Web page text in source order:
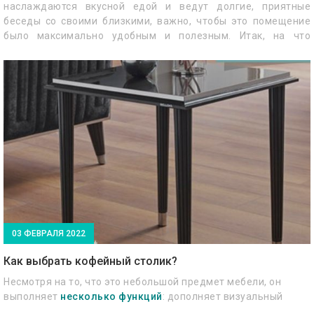
наслаждаются вкусной едой и ведут долгие, приятные
беседы со своими близкими, важно, чтобы это помещение
было максимально удобным и полезным. Итак, на что
03 ФЕВРАЛЯ 2022
Как выбрать кофейный столик?
Несмотря на то, что это небольшой предмет мебели, он
выполняет несколько функций: дополняет визуальный